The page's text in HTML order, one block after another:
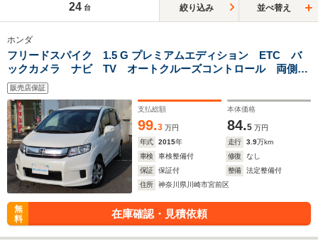
24 台 絞り込み 並べ替え
ホンダ
フリードスパイク 1.5 G プレミアムエディション ETC バ
ックカメラ ナビ TV オートクルーズコントロール 両側電
動スライドドア HID キーレスエントリー ウォークスル
ー CD DVD再生 ミュージックプレイヤー接続
販売店保証
支払総額
99.3 万円
本体価格
84.5 万円
年式
2015年 走行 3.9万km
車検
車検整備付 修復
なし
保証
保証付 整備
法定整備付
住所
神奈川県川崎市宮前区
無
料
在庫確認・見積依頼